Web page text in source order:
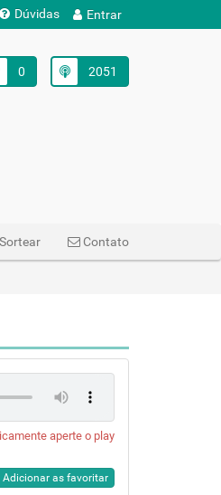
Dúvidas Entrar
2051
0
Sortear Contato
aperte o play
Adicionar as favoritar